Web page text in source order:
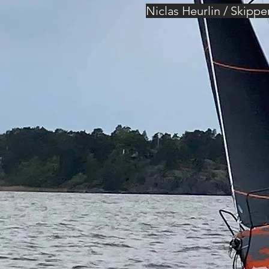
Niclas Heurlin /